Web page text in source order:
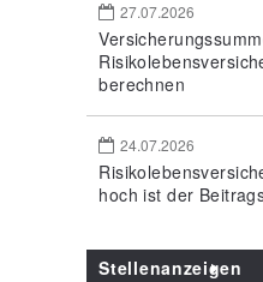
27.07.2026
berechnen
24.07.2026
hoch ist der
Stellenanzeigen